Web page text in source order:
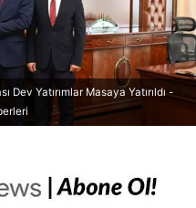
Dev Yatırımlar Masaya Yatırıldı -